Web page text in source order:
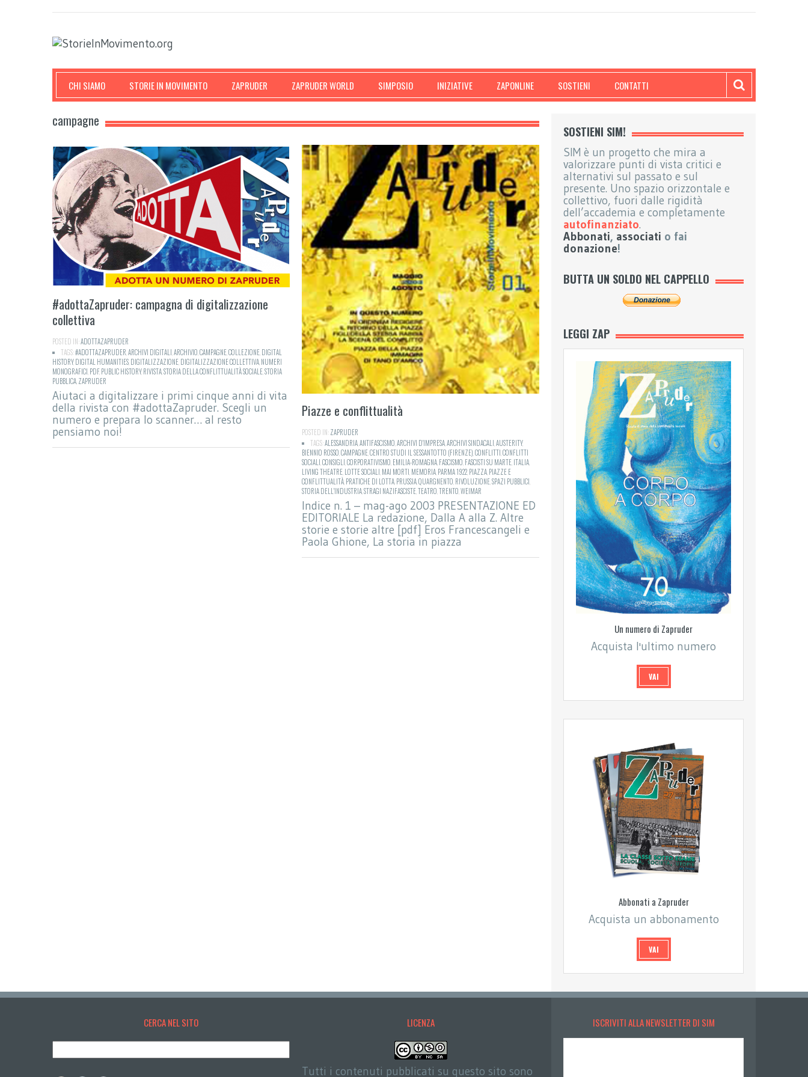
CHI SIAMO STORIE IN MOVIMENTO ZAPRUDER ZAPRUDER WORLD SIMPOSIO INIZIATIVE ZAPONLINE SOSTIENI CONTATTI
campagne
#adottaZapruder: campagna di digitalizzazione
collettiva
POSTED IN:ADOTTAZAPRUDER
TAGS:#ADOTTAZAPRUDER ARCHIVI DIGITALI ARCHIVIO CAMPAGNECOLLEZIONE DIGITAL
HISTORY,DIGITAL HUMANITIES DIGITALIZZAZIONE DIGITALIZZAZIONE COLLETTIVA NUMERI
MONOGRAFICI PDF,PUBLIC HISTORY,RIVISTASTORIA DELLA CONFLITTUALITÀ SOCIALESTORIA
PUBBLICA ZAPRUDER
Aiutaci a digitalizzare i primi cinque anni di vita
della rivista con #adottaZapruder. Scegli un
numero e prepara lo scanner… al resto
pensiamo noi!
Piazze e conflittualità
POSTED IN:ZAPRUDER
TAGS:ALESSANDRIAANTIFASCISMO ARCHIVI D'IMPRESAARCHIVI SINDACALI AUSTERITY,
BIENNIO ROSSO CAMPAGNECENTRO STUDI IL SESSANTOTTO (FIRENZE) CONFLITTI CONFLITTI
SOCIALI CONSIGLI CORPORATIVISMO EMILIA-ROMAGNA FASCISMO FASCISTI SU MARTE ITALIA
LIVING THEATRE LOTTE SOCIALI MAI MORTI MEMORIA PARMA 1922 PIAZZA PIAZZE E
CONFLITTUALITÀ PRATICHE DI LOTTA PRUSSIAQUARGNENTO RIVOLUZIONESPAZI PUBBLICI
STORIA DELL'INDUSTRIASTRAGI NAZIFASCISTETEATRO TRENTO WEIMAR
Indice n. 1 – mag-ago 2003 PRESENTAZIONE ED
EDITORIALE La redazione, Dalla A alla Z. Altre
storie e storie altre [pdf] Eros Francescangeli e
Paola Ghione, La storia in piazza
SOSTIENI SIM!
SIM è un progetto che mira a
valorizzare punti di vista critici e
alternativi sul passato e sul
presente. Uno spazio orizzontale e
collettivo, fuori dalle rigidità
dell’accademia e completamente
autofinanziato.
Abbonati, associati o fai
donazione!
BUTTA UN SOLDO NEL CAPPELLO
LEGGI ZAP
Un numero di Zapruder
Acquista l'ultimo numero
VAI
Abbonati a Zapruder
Acquista un abbonamento
VAI
CERCA NEL SITO LICENZA
Tutti i contenuti pubblicati su questo sito sono
ISCRIVITI ALLA NEWSLETTER DI SIM